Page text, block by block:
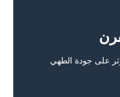
على جودة الطهي